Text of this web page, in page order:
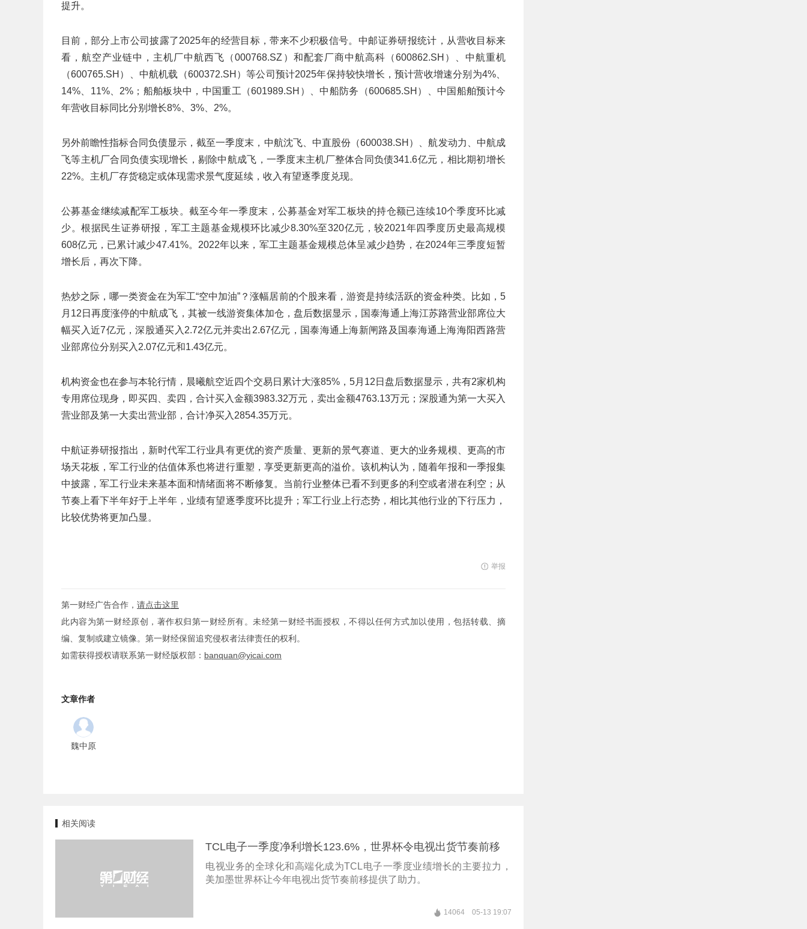
提升。
目前，部分上市公司披露了2025年的经营目标，带来不少积极信号。中邮证券研报统计，从营收目标来
看，航空产业链中，主机厂中航西飞（000768.SZ）和配套厂商中航高科（600862.SH）、中航重机
（600765.SH）、中航机载（600372.SH）等公司预计2025年保持较快增长，预计营收增速分别为4%、
14%、11%、2%；船舶板块中，中国重工（601989.SH）、中船防务（600685.SH）、中国船舶预计今
年营收目标同比分别增长8%、3%、2%。
另外前瞻性指标合同负债显示，截至一季度末，中航沈飞、中直股份（600038.SH）、航发动力、中航成
飞等主机厂合同负债实现增长，剔除中航成飞，一季度末主机厂整体合同负债341.6亿元，相比期初增长
22%。主机厂存货稳定或体现需求景气度延续，收入有望逐季度兑现。
公募基金继续减配军工板块。截至今年一季度末，公募基金对军工板块的持仓额已连续10个季度环比减
少。根据民生证券研报，军工主题基金规模环比减少8.30%至320亿元，较2021年四季度历史最高规模
608亿元，已累计减少47.41%。2022年以来，军工主题基金规模总体呈减少趋势，在2024年三季度短暂
增长后，再次下降。
热炒之际，哪一类资金在为军工“空中加油”？涨幅居前的个股来看，游资是持续活跃的资金种类。比如，5
月12日再度涨停的中航成飞，其被一线游资集体加仓，盘后数据显示，国泰海通上海江苏路营业部席位大
幅买入近7亿元，深股通买入2.72亿元并卖出2.67亿元，国泰海通上海新闸路及国泰海通上海海阳西路营
业部席位分别买入2.07亿元和1.43亿元。
机构资金也在参与本轮行情，晨曦航空近四个交易日累计大涨85%，5月12日盘后数据显示，共有2家机构
专用席位现身，即买四、卖四，合计买入金额3983.32万元，卖出金额4763.13万元；深股通为第一大买入
营业部及第一大卖出营业部，合计净买入2854.35万元。
中航证券研报指出，新时代军工行业具有更优的资产质量、更新的景气赛道、更大的业务规模、更高的市
场天花板，军工行业的估值体系也将进行重塑，享受更新更高的溢价。该机构认为，随着年报和一季报集
中披露，军工行业未来基本面和情绪面将不断修复。当前行业整体已看不到更多的利空或者潜在利空；从
节奏上看下半年好于上半年，业绩有望逐季度环比提升；军工行业上行态势，相比其他行业的下行压力，
比较优势将更加凸显。
举报
第一财经广告合作， 请点击这里
此内容为第一财经原创，著作权归第一财经所有。未经第一财经书面授权，不得以任何方式加以使用，包括转载、摘
编、复制或建立镜像。第一财经保留追究侵权者法律责任的权利。
如需获得授权请联系第一财经版权部： banquan@yicai.com
文章作者
魏中原
相关阅读
TCL电子一季度净利增长123.6%，世界杯令电视出货节奏前移
电视业务的全球化和高端化成为TCL电子一季度业绩增长的主要拉力，
美加墨世界杯让今年电视出货节奏前移提供了助力。
14064 05-13 19:07